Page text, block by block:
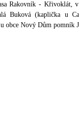
Rakovník - Křivoklát,
Buková (kaplička u
obce Nový Dům pomník